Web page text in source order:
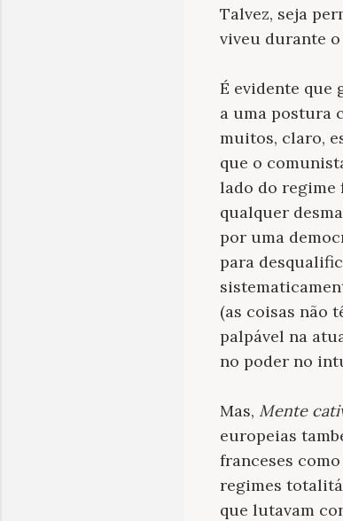
Talvez, seja
viveu durante
É evidente que
a uma postura
muitos, claro,
que o
lado do regime
qualquer
por uma
para
(as coisas não
palpável na
no poder no
Mas, Mente
europeias
franceses
regimes
que lutavam